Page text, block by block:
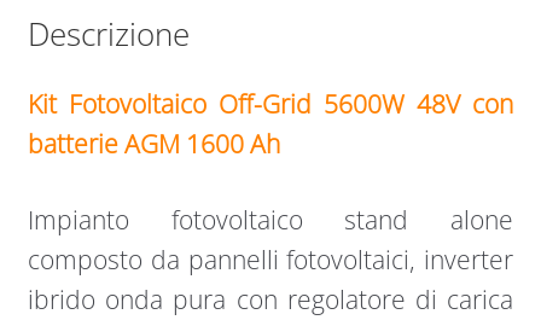
Descrizione
Kit Fotovoltaico Off-Grid 5600W 48V con
batterie AGM 1600 Ah
Impianto fotovoltaico stand alone
composto da pannelli fotovoltaici, inverter
ibrido onda pura con regolatore di carica